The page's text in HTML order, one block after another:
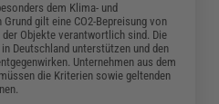
dem Klima- und
gilt eine CO2-Bepreisung von
Objekte verantwortlich sind. Die
Deutschland unterstützen und den
Unternehmen aus dem
die Kriterien sowie geltenden